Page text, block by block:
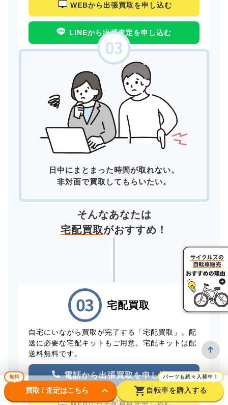
WEBから出張買取を申し込む
LINEから出張査定を申し込む
日中にまとまった時間が取れない。
非対面で買取してもらいたい。
そんなあなたは
宅配買取がおすすめ！
宅配買取
自宅にいながら買取が完了する「宅配買取」。配
送に必要な宅配キットもご用意。宅配キットは配
送料無料です。
電話から出張買取を申し込む
WEBから宅配買取を申し込む
無料
買取 / 査定はこちら keyboard_arrow_down shopping_cart
パーツも続々入荷中！
自転車を購入する